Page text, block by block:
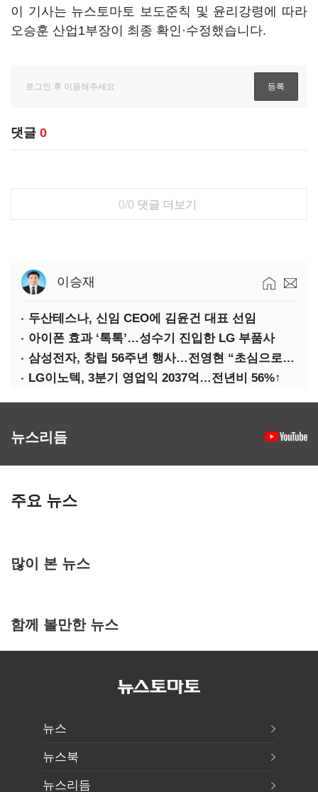
이 기사는 뉴스토마토 보도준칙 및 윤리강령에 따라
오승훈 산업1부장이 최종 확인·수정했습니다.
댓글 0
0/0 댓글 더보기
이승재
두산테스나, 신임 CEO에 김윤건 대표 선임
아이폰 효과 ‘톡톡’…성수기 진입한 LG 부품사
삼성전자, 창립 56주년 행사…전영현 “초심으로 경쟁력 회복해야”
LG이노텍, 3분기 영업익 2037억…전년비 56%↑
뉴스리듬
주요 뉴스
많이 본 뉴스
함께 볼만한 뉴스
뉴스
뉴스북
뉴스리듬